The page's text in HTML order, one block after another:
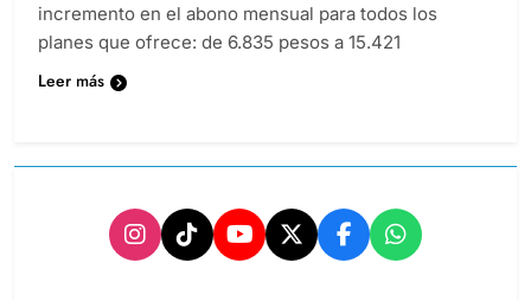
incremento en el abono mensual para todos los
planes que ofrece: de 6.835 pesos a 15.421
Leer más